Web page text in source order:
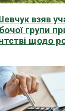
взяв
групи
щодо